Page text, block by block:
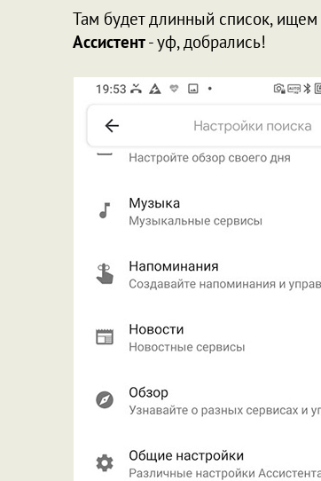
Там будет длинный список, ищем
Ассистент- уф, добрались!